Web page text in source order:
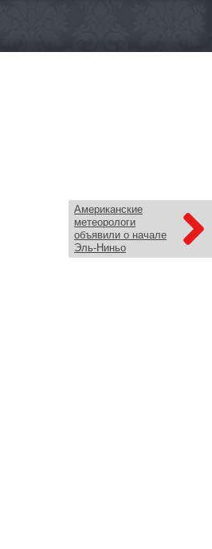
Американские
метеорологи
объявили о начале
Эль-Ниньо